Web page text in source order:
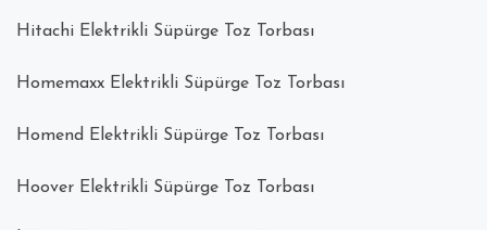
Hitachi Elektrikli Süpürge Toz Torbası
Homemaxx Elektrikli Süpürge Toz Torbası
Homend Elektrikli Süpürge Toz Torbası
Hoover Elektrikli Süpürge Toz Torbası